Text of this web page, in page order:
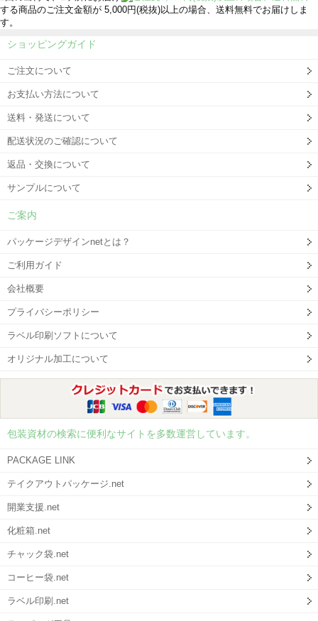
する商品のご注文金額が 5,000円(税抜)以上の場合、送料無料でお届けしま
す。
ショッピングガイド
ご注文について
お支払い方法について
送料・発送について
配送状況のご確認について
返品・交換について
サンプルについて
ご案内
パッケージデザインnetとは？
ご利用ガイド
会社概要
プライバシーポリシー
ラベル印刷ソフトについて
オリジナル加工について
包装資材の検索に便利なサイトを多数運営しています。
PACKAGE LINK
テイクアウトパッケージ.net
開業支援.net
化粧箱.net
チャック袋.net
コーヒー袋.net
ラベル印刷.net